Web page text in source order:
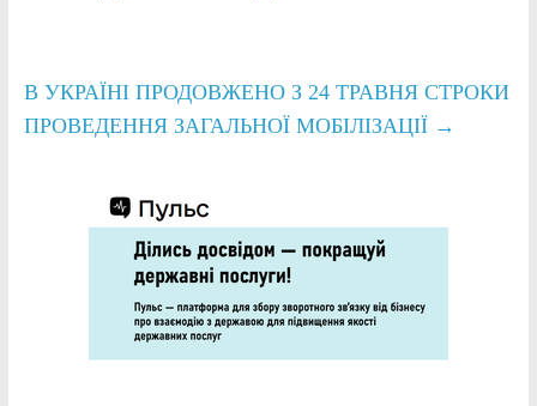
В УКРАЇНІ ПРОДОВЖЕНО З 24 ТРАВНЯ СТРОКИ
ПРОВЕДЕННЯ ЗАГАЛЬНОЇ МОБІЛІЗАЦІЇ →